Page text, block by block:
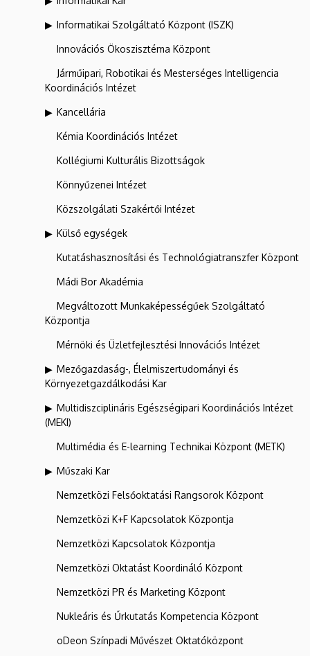
Informatikai Szolgáltató Központ (ISZK)
Innovációs Ökoszisztéma Központ
Járműipari, Robotikai és Mesterséges Intelligencia
Koordinációs Intézet
Kancellária
Kémia Koordinációs Intézet
Kollégiumi Kulturális Bizottságok
Könnyűzenei Intézet
Közszolgálati Szakértői Intézet
Külső egységek
Kutatáshasznosítási és Technológiatranszfer Központ
Mádi Bor Akadémia
Megváltozott Munkaképességűek Szolgáltató
Központja
Mérnöki és Üzletfejlesztési Innovációs Intézet
Mezőgazdaság-, Élelmiszertudományi és
Környezetgazdálkodási Kar
Multidiszciplináris Egészségipari Koordinációs Intézet
(MEKI)
Multimédia és E-learning Technikai Központ (METK)
Műszaki Kar
Nemzetközi Felsőoktatási Rangsorok Központ
Nemzetközi K+F Kapcsolatok Központja
Nemzetközi Kapcsolatok Központja
Nemzetközi Oktatást Koordináló Központ
Nemzetközi PR és Marketing Központ
Nukleáris és Űrkutatás Kompetencia Központ
oDeon Színpadi Művészet Oktatóközpont